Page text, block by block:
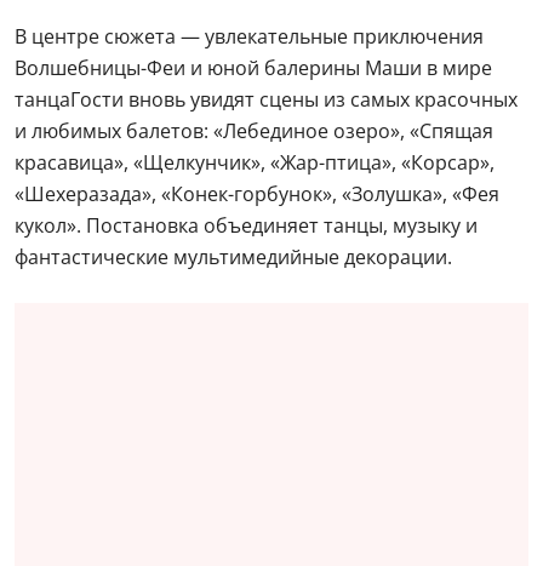
В центре сюжета — увлекательные приключения
Волшебницы-Феи и юной балерины Маши в мире
танцаГости вновь увидят сцены из самых красочных
и любимых балетов: «Лебединое озеро», «Спящая
красавица», «Щелкунчик», «Жар-птица», «Корсар»,
«Шехеразада», «Конек-горбунок», «Золушка», «Фея
кукол». Постановка объединяет танцы, музыку и
фантастические мультимедийные декорации.